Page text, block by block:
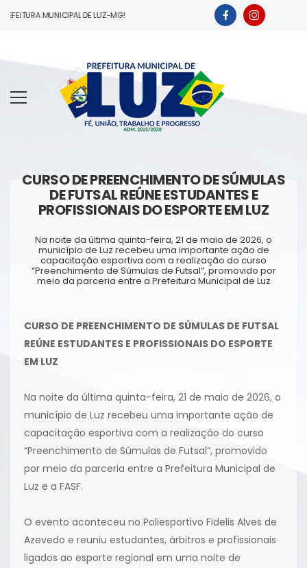
MUNICIPAL DE LUZ-MG!
CURSO DE PREENCHIMENTO DE SÚMULAS
DE FUTSAL REÚNE ESTUDANTES E
PROFISSIONAIS DO ESPORTE EM LUZ
Na noite da última quinta-feira, 21 de maio de 2026, o
município de Luz recebeu uma importante ação de
capacitação esportiva com a realização do curso
“Preenchimento de Súmulas de Futsal”, promovido por
meio da parceria entre a Prefeitura Municipal de Luz
CURSO DE PREENCHIMENTO DE SÚMULAS DE FUTSAL
REÚNE ESTUDANTES E PROFISSIONAIS DO ESPORTE
EM LUZ
Na noite da última quinta-feira, 21 de maio de 2026, o
município de Luz recebeu uma importante ação de
capacitação esportiva com a realização do curso
“Preenchimento de Súmulas de Futsal”, promovido
por meio da parceria entre a Prefeitura Municipal de
Luz e a FASF.
O evento aconteceu no Poliesportivo Fidelis Alves de
Azevedo e reuniu estudantes, árbitros e profissionais
ligados ao esporte regional em uma noite de